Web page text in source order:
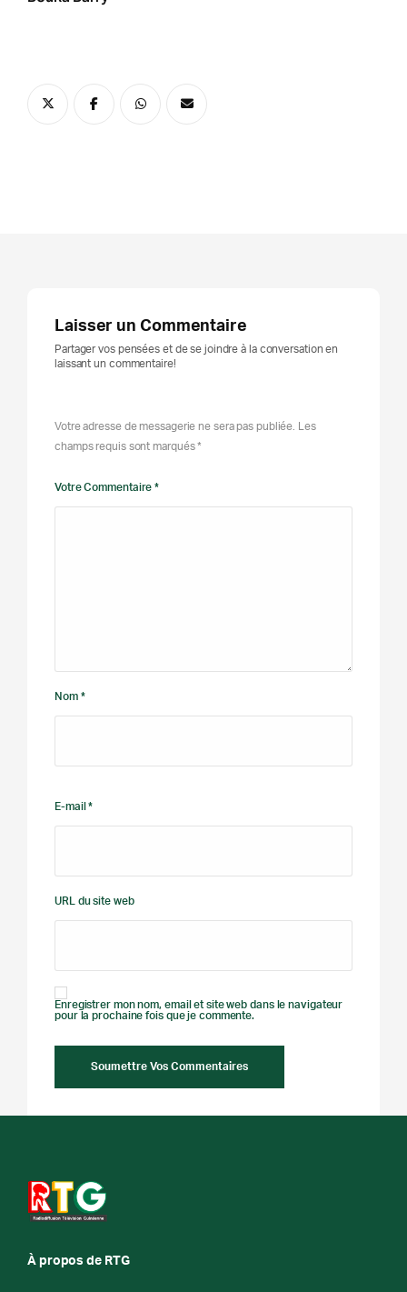
Laisser un Commentaire
Partager vos pensées et de se joindre à la conversation en
laissant un commentaire!
Votre adresse de messagerie ne sera pas publiée. Les
champs requis sont marqués *
Votre Commentaire *
Nom *
E-mail *
URL du site web
Enregistrer mon nom, email et site web dans le navigateur
pour la prochaine fois que je commente.
À propos de RTG